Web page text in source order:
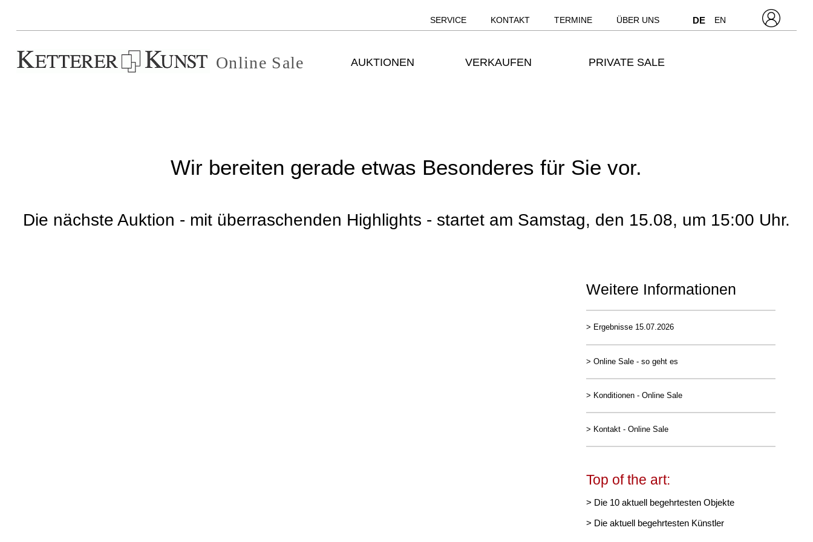
SERVICE KONTAKT TERMINE ÜBER UNS DE EN
Online Sale AUKTIONEN VERKAUFEN PRIVATE SALE
Wir bereiten gerade etwas Besonderes für Sie vor.
Die nächste Auktion - mit überraschenden Highlights - startet am Samstag, den 15.08, um 15:00 Uhr.
Weitere Informationen
> Ergebnisse 15.07.2026
> Online Sale - so geht es
> Konditionen - Online Sale
> Kontakt - Online Sale
Top of the art:
> Die 10 aktuell begehrtesten Objekte
> Die aktuell begehrtesten Künstler